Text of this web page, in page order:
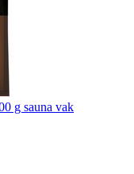
g sauna vak